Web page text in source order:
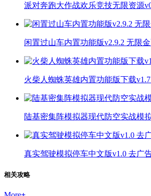
派对奔跑大作战欢乐竞技无限资源
闲置过山车内置功能版v2.9.2 无限
火柴人蜘蛛英雄内置功能版下载
陆基密集阵模拟器现代防空实战模
真实驾驶模拟停车中文版v1.0 去广
相关攻略